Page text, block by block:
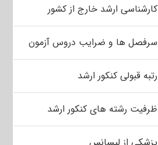
کارشناسی ارشد خارج از کشور
سرفصل ها و ضرایب دروس آزمون
رتبه قبولی کنکور ارشد
ظرفیت رشته های کنکور ارشد